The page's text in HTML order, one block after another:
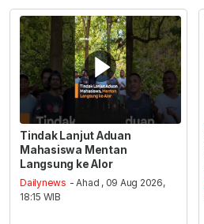
Tindak Lanjut Aduan
Mahasiswa Mentan
Langsung ke Alor
Dailynews - Ahad , 09 Aug 2026,
18:15 WIB